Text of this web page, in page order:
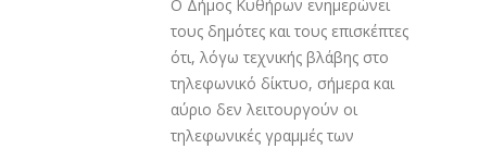
Ο Δήμος Κυθήρων ενημερώνει
τους δημότες και τους επισκέπτες
ότι, λόγω τεχνικής βλάβης στο
τηλεφωνικό δίκτυο, σήμερα και
αύριο δεν λειτουργούν οι
τηλεφωνικές γραμμές των